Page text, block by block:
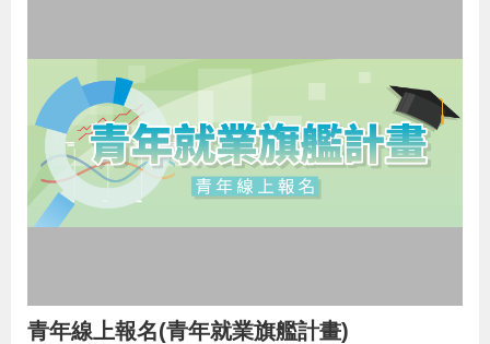
青年線上報名(青年就業旗艦計畫)